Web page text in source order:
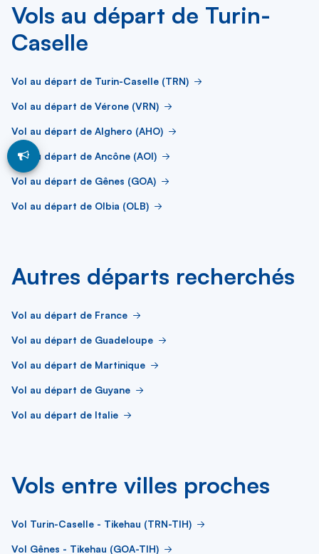
Vols au départ de Turin-
Caselle
Vol au départ de Turin-Caselle (TRN)
Vol au départ de Vérone (VRN)
Vol au départ de Alghero (AHO)
Vol au départ de Ancône (AOI)
Vol au départ de Gênes (GOA)
Vol au départ de Olbia (OLB)
Autres départs recherchés
Vol au départ de France
Vol au départ de Guadeloupe
Vol au départ de Martinique
Vol au départ de Guyane
Vol au départ de Italie
Vols entre villes proches
Vol Turin-Caselle - Tikehau (TRN-TIH)
Vol Gênes - Tikehau (GOA-TIH)